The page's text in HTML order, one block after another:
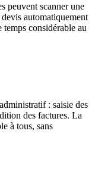
peuvent scanner une
automatiquement
considérable au
: saisie des
des factures. La
à tous, sans